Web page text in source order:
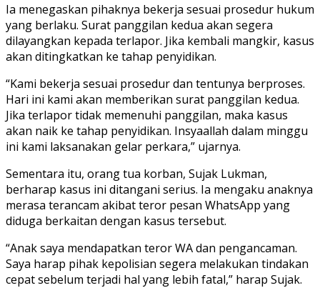
Ia menegaskan pihaknya bekerja sesuai prosedur hukum
yang berlaku. Surat panggilan kedua akan segera
dilayangkan kepada terlapor. Jika kembali mangkir, kasus
akan ditingkatkan ke tahap penyidikan.
“Kami bekerja sesuai prosedur dan tentunya berproses.
Hari ini kami akan memberikan surat panggilan kedua.
Jika terlapor tidak memenuhi panggilan, maka kasus
akan naik ke tahap penyidikan. Insyaallah dalam minggu
ini kami laksanakan gelar perkara,” ujarnya.
Sementara itu, orang tua korban, Sujak Lukman,
berharap kasus ini ditangani serius. Ia mengaku anaknya
merasa terancam akibat teror pesan WhatsApp yang
diduga berkaitan dengan kasus tersebut.
“Anak saya mendapatkan teror WA dan pengancaman.
Saya harap pihak kepolisian segera melakukan tindakan
cepat sebelum terjadi hal yang lebih fatal,” harap Sujak.